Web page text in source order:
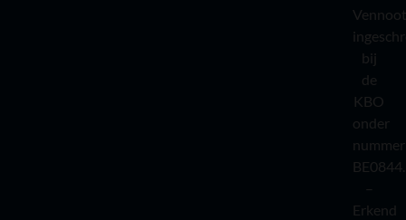
bij
de
KBO
onder
nummer
–
Erkend